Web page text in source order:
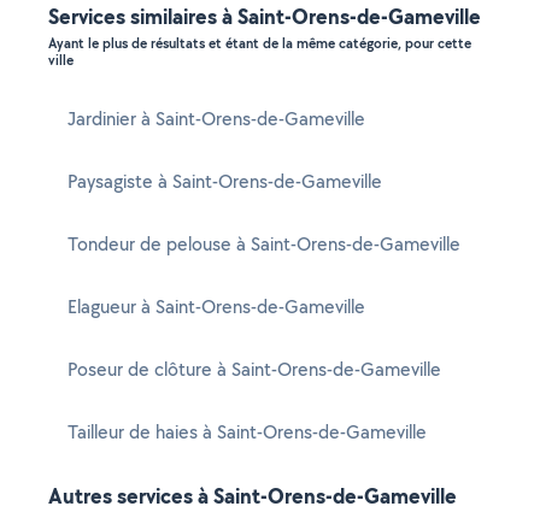
Services similaires à Saint-Orens-de-Gameville
Ayant le plus de résultats et étant de la même catégorie, pour cette
ville
Jardinier à Saint-Orens-de-Gameville
Paysagiste à Saint-Orens-de-Gameville
Tondeur de pelouse à Saint-Orens-de-Gameville
Elagueur à Saint-Orens-de-Gameville
Poseur de clôture à Saint-Orens-de-Gameville
Tailleur de haies à Saint-Orens-de-Gameville
Autres services à Saint-Orens-de-Gameville